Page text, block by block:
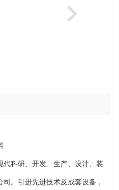
科研、开发、生产、设计、装
。引进先进技术及成套设备，